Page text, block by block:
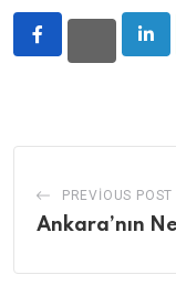
PREVIOUS POST
Ankara’nın